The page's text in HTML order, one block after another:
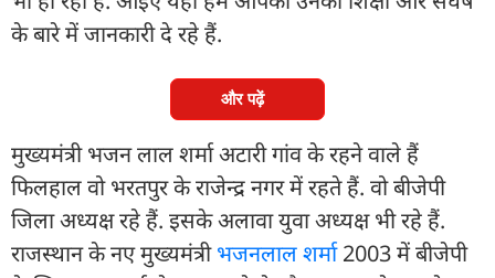
के बारे में जानकारी दे रहे हैं.
और पढ़ें
मुख्यमंत्री भजन लाल शर्मा अटारी गांव के रहने वाले हैं
फिलहाल वो भरतपुर के राजेन्द्र नगर में रहते हैं. वो बीजेपी
जिला अध्यक्ष रहे हैं. इसके अलावा युवा अध्यक्ष भी रहे हैं.
राजस्थान के नए मुख्यमंत्रीभजनलाल शर्मा2003 में बीजेपी